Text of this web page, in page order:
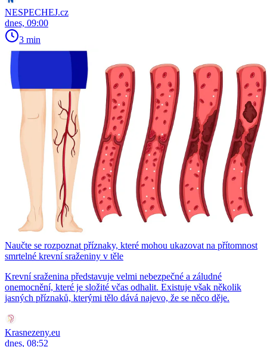
NESPECHEJ.cz
dnes, 09:00
3 min
Naučte se rozpoznat příznaky, které mohou ukazovat na přítomnost
smrtelné krevní sraženiny v těle
Krevní sraženina představuje velmi nebezpečné a záludné
onemocnění, které je složité včas odhalit. Existuje však několik
jasných příznaků, kterými tělo dává najevo, že se něco děje.
Krasnezeny.eu
dnes, 08:52